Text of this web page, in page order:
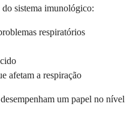
sistema imunológico:
respiratórios
afetam a respiração
um papel no nível